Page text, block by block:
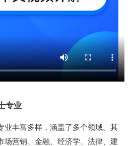
专业
业丰富多样，涵盖了多个领域。其
场营销、金融、经济学、法律、建